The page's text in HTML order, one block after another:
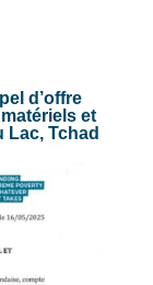
d’offre
et
Lac, Tchad